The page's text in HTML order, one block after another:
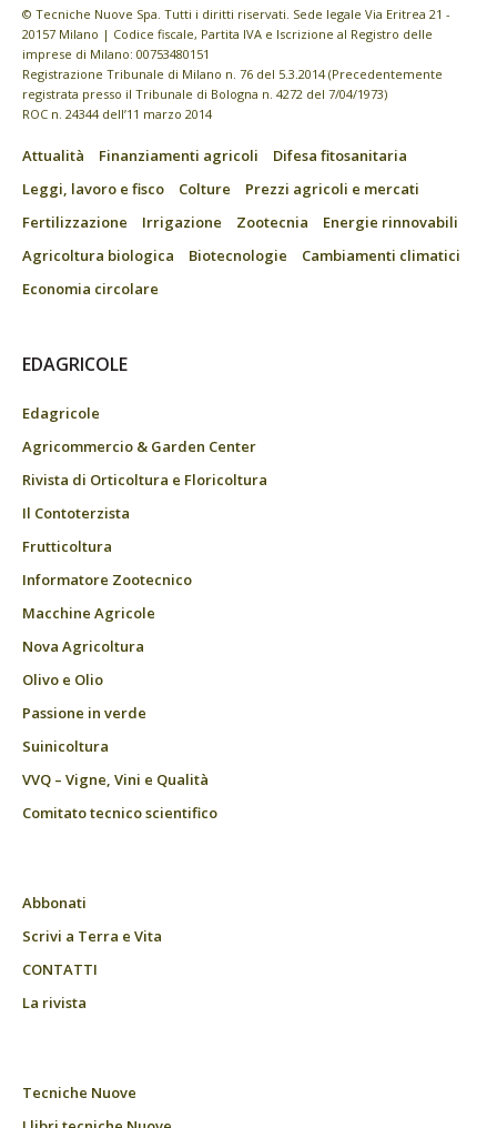
© Tecniche Nuove Spa. Tutti i diritti riservati. Sede legale Via Eritrea 21 -
20157 Milano | Codice fiscale, Partita IVA e Iscrizione al Registro delle
imprese di Milano: 00753480151
Registrazione Tribunale di Milano n. 76 del 5.3.2014 (Precedentemente
registrata presso il Tribunale di Bologna n. 4272 del 7/04/1973)
ROC n. 24344 dell’11 marzo 2014
Attualità Finanziamenti agricoli
Difesa fitosanitaria
Leggi, lavoro e fisco
Colture
Prezzi agricoli e mercati
Fertilizzazione
Irrigazione Zootecnia
Energie rinnovabili
Agricoltura biologica
Biotecnologie
Cambiamenti climatici
Economia circolare
EDAGRICOLE
Edagricole
Agricommercio & Garden Center
Rivista di Orticoltura e Floricoltura
Il Contoterzista
Frutticoltura
Informatore Zootecnico
Macchine Agricole
Nova Agricoltura
Olivo e Olio
Passione in verde
Suinicoltura
VVQ – Vigne, Vini e Qualità
Comitato tecnico scientifico
Abbonati
Scrivi a Terra e Vita
CONTATTI
La rivista
Tecniche Nuove